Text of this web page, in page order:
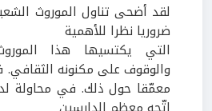
لقد أضحى تناول الموروث
ضروريا نظرا للأهمية
التي يكتسيها هذا
والوقوف على مكنونه الثقافي.
معمّقا حول ذلك. في محاولة